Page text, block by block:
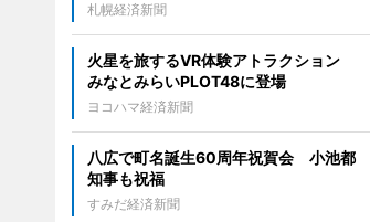
札幌経済新聞
火星を旅するVR体験アトラクション
みなとみらいPLOT48に登場
ヨコハマ経済新聞
八広で町名誕生60周年祝賀会 小池都
知事も祝福
すみだ経済新聞